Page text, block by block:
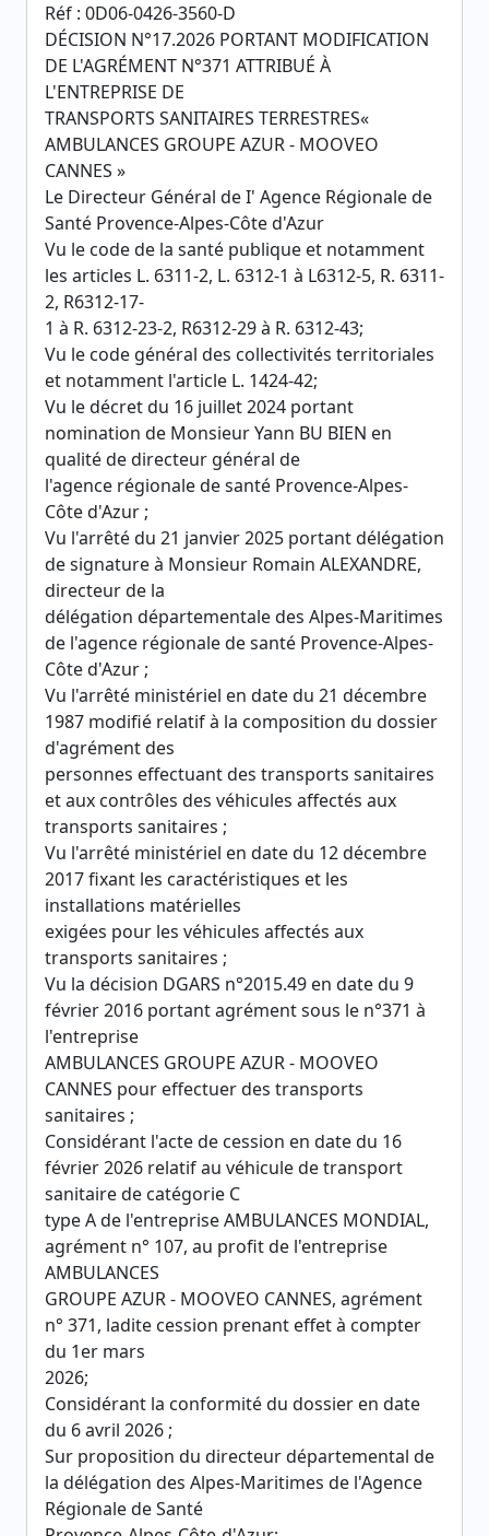
Réf : 0D06-0426-3560-D
DÉCISION N°17.2026 PORTANT MODIFICATION
DE L'AGRÉMENT N°371 ATTRIBUÉ À
L'ENTREPRISE DE
TRANSPORTS SANITAIRES TERRESTRES«
AMBULANCES GROUPE AZUR - MOOVEO
CANNES »
Le Directeur Général de I' Agence Régionale de
Santé Provence-Alpes-Côte d'Azur
Vu le code de la santé publique et notamment
les articles L. 6311-2, L. 6312-1 à L6312-5, R. 6311-
2, R6312-17-
1 à R. 6312-23-2, R6312-29 à R. 6312-43;
Vu le code général des collectivités territoriales
et notamment l'article L. 1424-42;
Vu le décret du 16 juillet 2024 portant
nomination de Monsieur Yann BU BIEN en
qualité de directeur général de
l'agence régionale de santé Provence-Alpes-
Côte d'Azur ;
Vu l'arrêté du 21 janvier 2025 portant délégation
de signature à Monsieur Romain ALEXANDRE,
directeur de la
délégation départementale des Alpes-Maritimes
de l'agence régionale de santé Provence-Alpes-
Côte d'Azur ;
Vu l'arrêté ministériel en date du 21 décembre
1987 modifié relatif à la composition du dossier
d'agrément des
personnes effectuant des transports sanitaires
et aux contrôles des véhicules affectés aux
transports sanitaires ;
Vu l'arrêté ministériel en date du 12 décembre
2017 fixant les caractéristiques et les
installations matérielles
exigées pour les véhicules affectés aux
transports sanitaires ;
Vu la décision DGARS n°2015.49 en date du 9
février 2016 portant agrément sous le n°371 à
l'entreprise
AMBULANCES GROUPE AZUR - MOOVEO
CANNES pour effectuer des transports
sanitaires ;
Considérant l'acte de cession en date du 16
février 2026 relatif au véhicule de transport
sanitaire de catégorie C
type A de l'entreprise AMBULANCES MONDIAL,
agrément n° 107, au profit de l'entreprise
AMBULANCES
GROUPE AZUR - MOOVEO CANNES, agrément
n° 371, ladite cession prenant effet à compter
du 1er mars
2026;
Considérant la conformité du dossier en date
du 6 avril 2026 ;
Sur proposition du directeur départemental de
la délégation des Alpes-Maritimes de l'Agence
Régionale de Santé